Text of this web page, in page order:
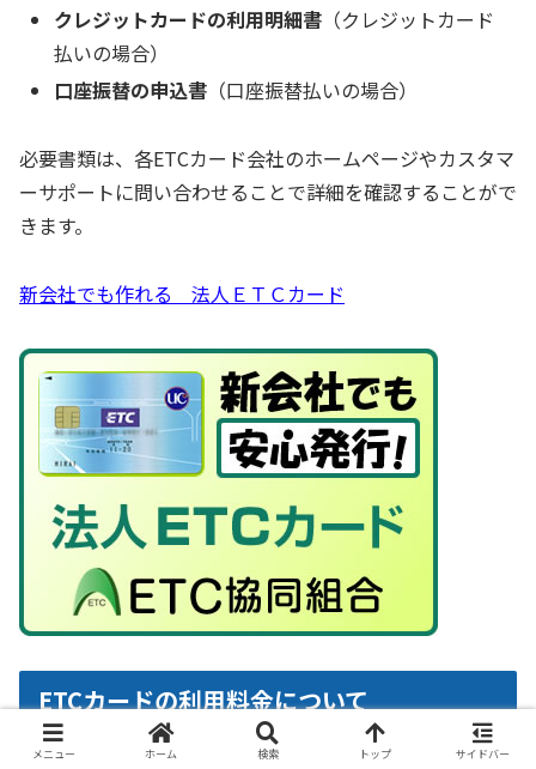
クレジットカードの利用明細書 （クレジットカード
払いの場合）
口座振替の申込書 （口座振替払いの場合）
必要書類は、各ETCカード会社のホームページやカスタマ
ーサポートに問い合わせることで詳細を確認することがで
きます。
新会社でも作れる 法人ＥＴＣカード
ETCカードの利用料金について
メニュー ホーム 検索 トップ サイドバー